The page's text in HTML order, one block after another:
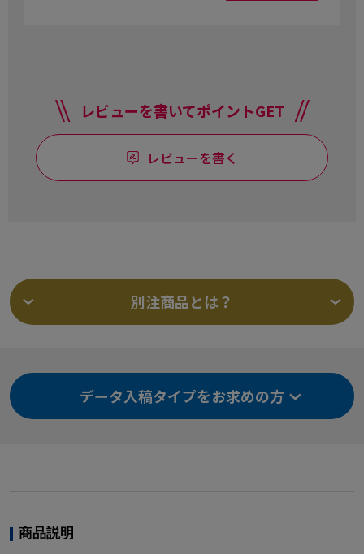
レビューを書いてポイントGET
レビューを書く
別注商品とは？
データ入稿タイプをお求めの方
商品説明